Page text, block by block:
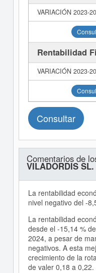
Rentabilidad
Consultar
Comentarios de
VILADORDIS SL.
La rentabilidad
nivel negativo del -
La rentabilidad
desde el -15,14 %
2024, a pesar de
negativos. A esta
crecimiento de la
de valer 0,18 a 0,22.